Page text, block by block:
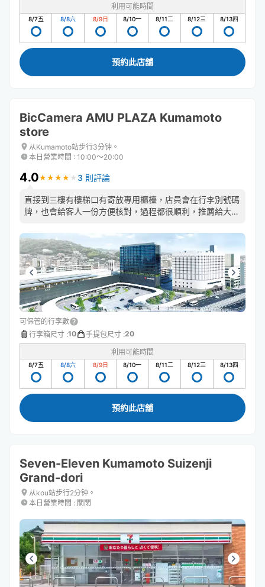
利用可能時間
8/7五 8/8六 8/9日 8/10一 8/11二 8/12三 8/13四
預約此店舖
BicCamera AMU PLAZA Kumamoto
store
从Kumamoto站步行3分钟。
本日營業時間 : 10:00〜20:00
4.0★ ★ ★ ★ ★
★ ★ ★ ★ ★ 3 則評論
直接到三樓有樓梯口有寄放專用櫃檯，店員會在行李別號碼
牌，也會給客人一份方便核對，過程都很順利，推薦給大行
可保管的行李數
行李箱尺寸 :10 手提包尺寸 :20
利用可能時間
8/7五 8/8六 8/9日 8/10一 8/11二 8/12三 8/13四
預約此店舖
Seven-Eleven Kumamoto Suizenji
Grand-dori
从kou站步行2分钟。
本日營業時間 : 關閉